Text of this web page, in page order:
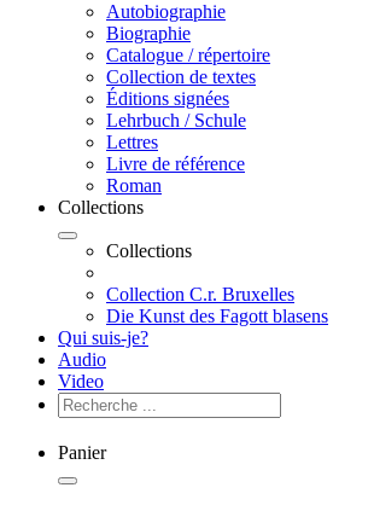
Autobiographie
Biographie
Catalogue / répertoire
Collection de textes
Éditions signées
Lehrbuch / Schule
Lettres
Livre de référence
Roman
Collections
Collections
Collection C.r. Bruxelles
Die Kunst des Fagott blasens
Qui suis-je?
Audio
Video
Panier